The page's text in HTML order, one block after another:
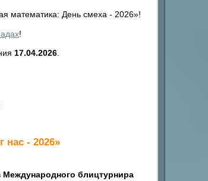
математика: День смеха - 2026»!
!
17.04.2026.
нас - 2026»
Международного блицтурнира